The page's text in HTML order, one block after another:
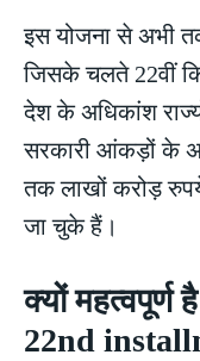
इस योजना से अभी
जिसके चलते 22वीं
देश के अधिकांश
सरकारी आंकड़ों के
तक लाखों करोड़
जा चुके हैं।
क्यों
22nd